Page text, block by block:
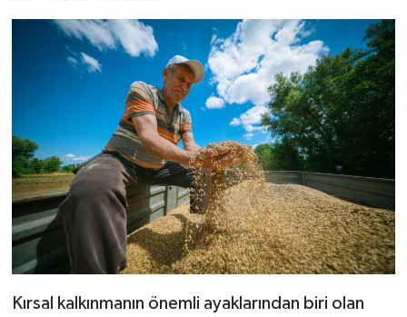
Kırsal kalkınmanın önemli ayaklarından biri olan